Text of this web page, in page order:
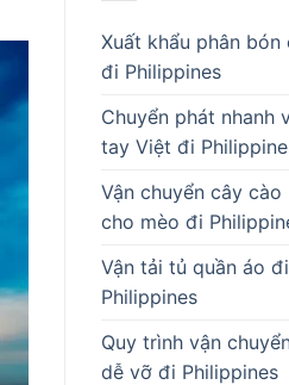
Xuất khẩu phân bón
đi Philippines
Chuyển phát nhanh
tay Việt đi
Vận chuyển cây cào
cho mèo đi
Vận tải tủ quần áo đi
Philippines
Quy trình vận
dễ vỡ đi Philippines